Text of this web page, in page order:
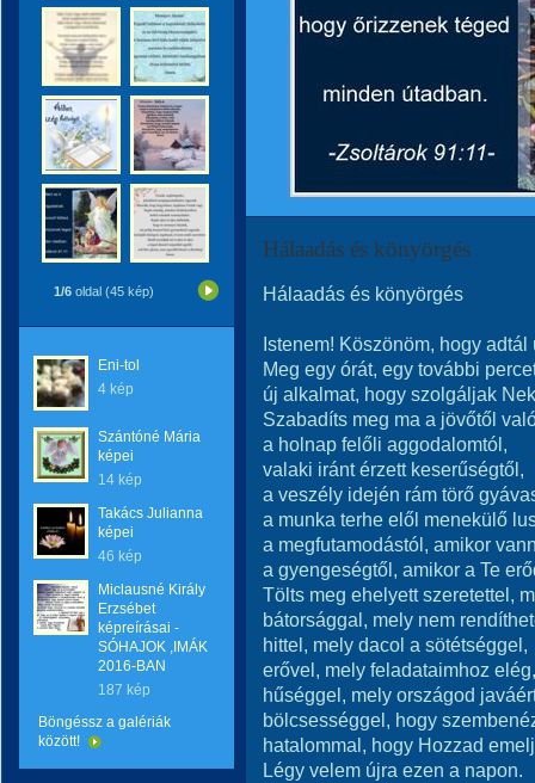
1/6 oldal (45 kép)
Eni-tol
4 kép
Szántóné Mária
képei
14 kép
Takács Julianna
képei
46 kép
Miclausné Király
Erzsébet
képreírásai -
SÓHAJOK ,IMÁK
2016-BAN
187 kép
Böngéssz a galériák
között!
Hálaadás és könyörgés
Hálaadás és könyörgés
Istenem! Köszönöm, hogy adtál
Meg egy órát, egy további
új alkalmat, hogy szolgáljak
Szabadíts meg ma a jövőtől
a holnap felőli aggodalomtól,
valaki iránt érzett keserűségtől,
a veszély idején rám törő
a munka terhe elől menekülő
a megfutamodástól, amikor
a gyengeségtől, amikor a Te
Tölts meg ehelyett szeretettel,
bátorsággal, mely nem
hittel, mely dacol a sötétséggel,
erővel, mely feladataimhoz elég,
hűséggel, mely országod
bölcsességgel, hogy
hatalommal, hogy Hozzad
Légy velem újra ezen a napon.